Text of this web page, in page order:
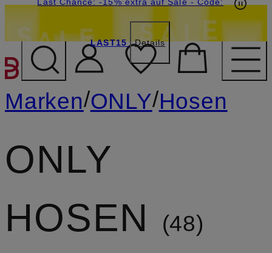
ZUM HAUPTINHALT
LAST15 Details
Marken/ONLY/Hosen
ONLY
HOSEN
48